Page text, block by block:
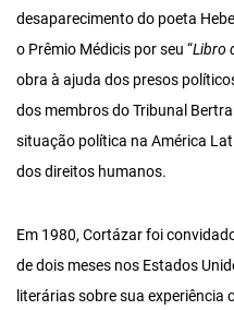
desaparecimento do poeta
o Prêmio Médicis por seu “Libro
obra à ajuda dos presos
dos membros do Tribunal
situação política na América
dos direitos humanos.
Em 1980, Cortázar foi
de dois meses nos Estados
literárias sobre sua experiência